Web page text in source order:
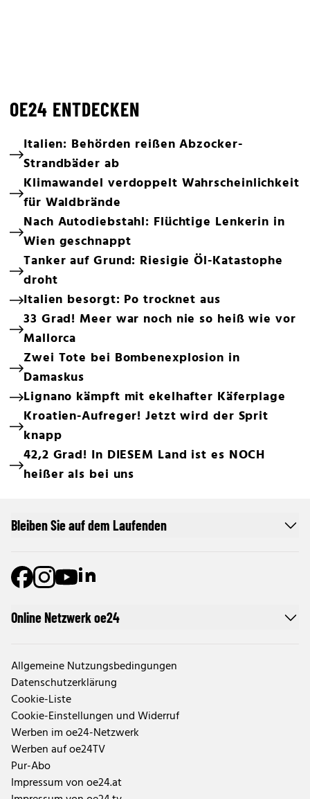
OE24 ENTDECKEN
Italien: Behörden reißen Abzocker-
Strandbäder ab
Klimawandel verdoppelt Wahrscheinlichkeit
für Waldbrände
Nach Autodiebstahl: Flüchtige Lenkerin in
Wien geschnappt
Tanker auf Grund: Riesigie Öl-Katastophe
droht
Italien besorgt: Po trocknet aus
33 Grad! Meer war noch nie so heiß wie vor
Mallorca
Zwei Tote bei Bombenexplosion in
Damaskus
Lignano kämpft mit ekelhafter Käferplage
Kroatien-Aufreger! Jetzt wird der Sprit
knapp
42,2 Grad! In DIESEM Land ist es NOCH
heißer als bei uns
Online Netzwerk oe24
Allgemeine Nutzungsbedingungen
Datenschutzerklärung
Cookie-Liste
Cookie-Einstellungen und Widerruf
Werben im oe24-Netzwerk
Werben auf oe24TV
Pur-Abo
Impressum von oe24.at
Bleiben Sie auf dem Laufenden